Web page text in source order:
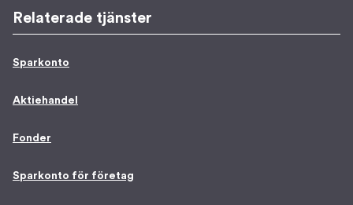
Relaterade tjänster
Sparkonto
Aktiehandel
Fonder
Sparkonto för företag